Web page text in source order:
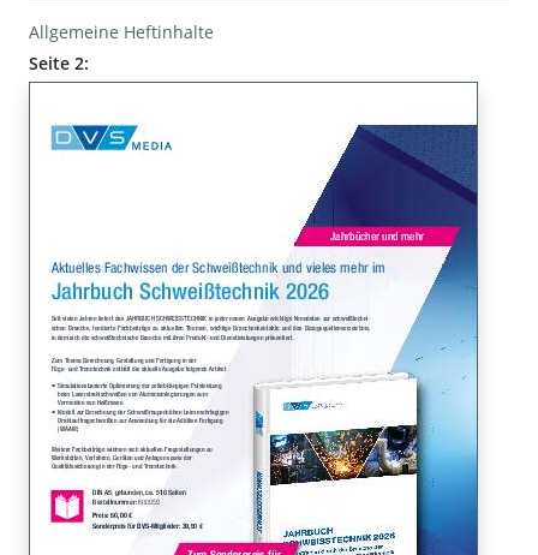
Allgemeine Heftinhalte
Seite 2: